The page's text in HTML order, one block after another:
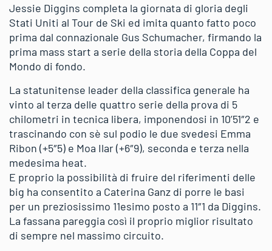
Jessie Diggins completa la giornata di gloria degli
Stati Uniti al Tour de Ski ed imita quanto fatto poco
prima dal connazionale Gus Schumacher, firmando la
prima mass start a serie della storia della Coppa del
Mondo di fondo.
La statunitense leader della classifica generale ha
vinto al terza delle quattro serie della prova di 5
chilometri in tecnica libera, imponendosi in 10’51″2 e
trascinando con sè sul podio le due svedesi Emma
Ribon (+5″5) e Moa Ilar (+6″9), seconda e terza nella
medesima heat.
E proprio la possibilità di fruire del riferimenti delle
big ha consentito a Caterina Ganz di porre le basi
per un preziosissimo 11esimo posto a 11″1 da Diggins.
La fassana pareggia così il proprio miglior risultato
di sempre nel massimo circuito.